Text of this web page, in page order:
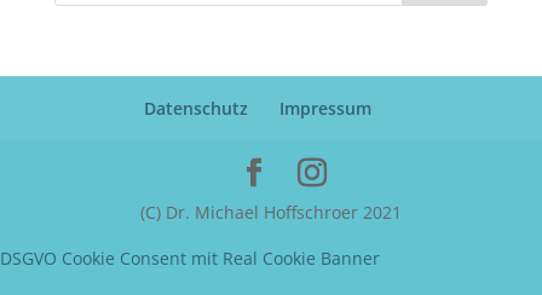
Datenschutz Impressum
(C) Dr. Michael Hoffschroer 2021
DSGVO Cookie Consent mit Real Cookie Banner